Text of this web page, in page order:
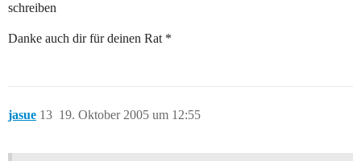
schreiben
Danke auch dir für deinen Rat *
jasue 19. Oktober 2005 um 12:55
13